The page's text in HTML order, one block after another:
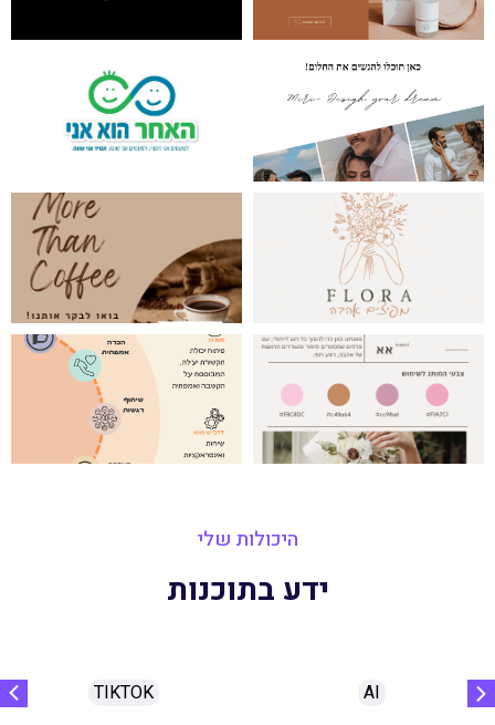
היכולות שלי
ידע בתוכנות
AI
TIKTOK